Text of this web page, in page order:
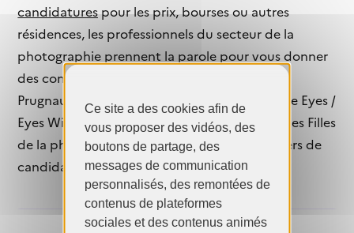
candidaturespour les prix, bourses ou autres
résidences, les professionnels du secteur de la
photographie prennent la parole pour vous donner
des conseils avisés. Voici ceux de
Prugnaud, Éditrice et directrice artistique (The Eyes /
Eyes Wide Open), co-créatrice du Mentorat des Filles
de la photo, pour constituer vos futurs dossiers de
candidatures.
Ce site a des cookies afin de
vous proposer des vidéos, des
boutons de partage, des
messages de communication
personnalisés, des remontées de
contenus de plateformes
sociales et des contenus animés